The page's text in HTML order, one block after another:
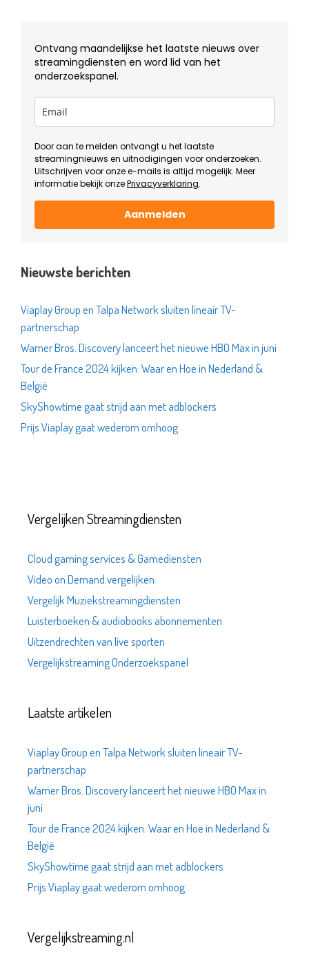
Ontvang maandelijkse het laatste nieuws over
streamingdiensten en word lid van het
onderzoekspanel.
Door aan te melden ontvangt u het laatste
streamingnieuws en uitnodigingen voor onderzoeken.
Uitschrijven voor onze e-mails is altijd mogelijk. Meer
informatie bekijk onzePrivacyverklaring.
Aanmelden
Nieuwste berichten
Viaplay Group en Talpa Network sluiten lineair TV-
partnerschap
Warner Bros. Discovery lanceert het nieuwe HBO Max in juni
Tour de France 2024 kijken: Waar en Hoe in Nederland &
België
SkyShowtime gaat strijd aan met adblockers
Prijs Viaplay gaat wederom omhoog
Vergelijken Streamingdiensten
Cloud gaming services & Gamediensten
Video on Demand vergelijken
Vergelijk Muziekstreamingdiensten
Luisterboeken & audiobooks abonnementen
Uitzendrechten van live sporten
Vergelijkstreaming Onderzoekspanel
Laatste artikelen
Viaplay Group en Talpa Network sluiten lineair TV-
partnerschap
Warner Bros. Discovery lanceert het nieuwe HBO Max in
juni
Tour de France 2024 kijken: Waar en Hoe in Nederland &
België
SkyShowtime gaat strijd aan met adblockers
Prijs Viaplay gaat wederom omhoog
Vergelijkstreaming.nl